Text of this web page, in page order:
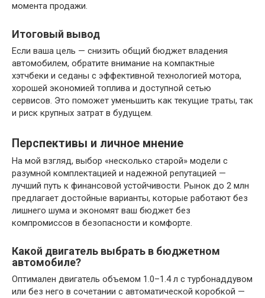
момента продажи.
Итоговый вывод
Если ваша цель — снизить общий бюджет владения
автомобилем, обратите внимание на компактные
хэтчбеки и седаны с эффективной технологией мотора,
хорошей экономией топлива и доступной сетью
сервисов. Это поможет уменьшить как текущие траты, так
и риск крупных затрат в будущем.
Перспективы и личное мнение
На мой взгляд, выбор «несколько старой» модели с
разумной комплектацией и надежной репутацией —
лучший путь к финансовой устойчивости. Рынок до 2 млн
предлагает достойные варианты, которые работают без
лишнего шума и экономят ваш бюджет без
компромиссов в безопасности и комфортe.
Какой двигатель выбрать в бюджетном
автомобиле?
Оптимален двигатель объемом 1.0–1.4 л с турбонаддувом
или без него в сочетании с автоматической коробкой —